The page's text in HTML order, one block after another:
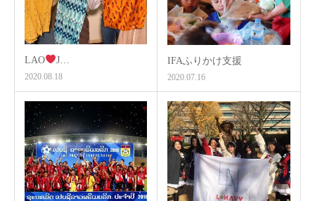
LAO J…
2020.08.18
IFAふりかけ支援
2020.07.16